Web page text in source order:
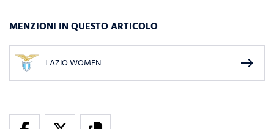
MENZIONI IN QUESTO ARTICOLO
LAZIO WOMEN east